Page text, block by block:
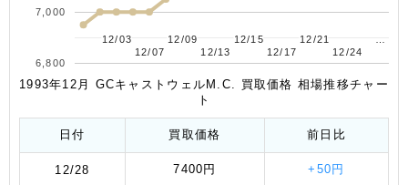
12/03
12/03
12/07
12/07
12/09
12/09
12/13
12/13
12/15
12/15
12/17
12/17
12/21
12/21
12/24
12/24
6,800
7,000
1993年12月 GCキャストウェルM.C. 買取価格 相場推移チャー
ト
日付 買取価格 前日比
12/28 7400円 +50円